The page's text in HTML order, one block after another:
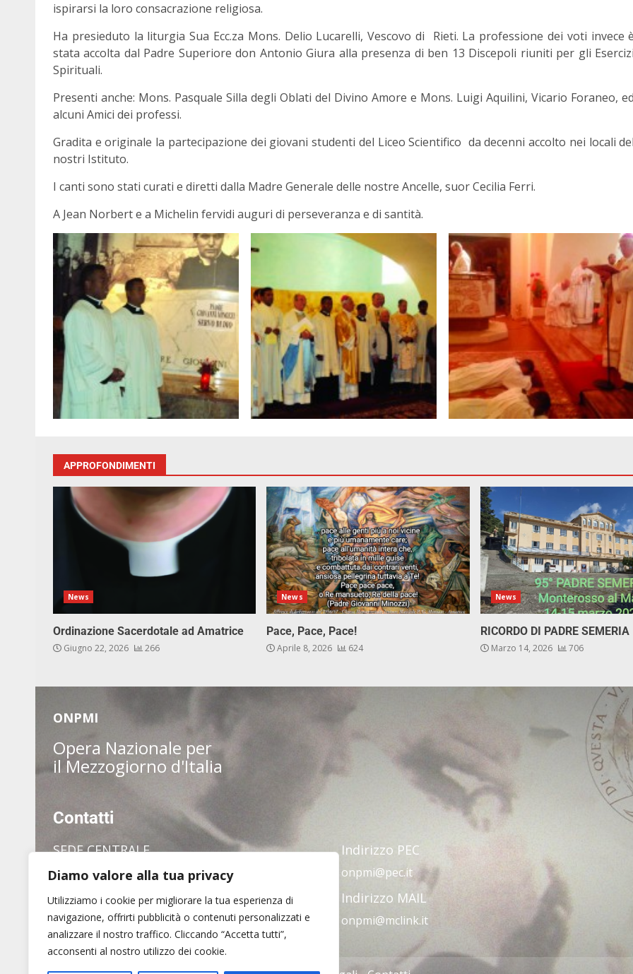
Diamo valore alla tua privacy
Utilizziamo i cookie per migliorare la tua esperienza di
navigazione, offrirti pubblicità o contenuti personalizzati e
analizzare il nostro traffico. Cliccando “Accetta tutti”,
acconsenti al nostro utilizzo dei cookie.
ispirarsi la loro consacrazione religiosa.
Ha presieduto la liturgia Sua Ecc.za Mons. Delio Lucarelli, Vescovo di Rieti. La professione dei voti invece è
stata accolta dal Padre Superiore don Antonio Giura alla presenza di ben 13 Discepoli riuniti per gli Esercizi
Spirituali.
Presenti anche: Mons. Pasquale Silla degli Oblati del Divino Amore e Mons. Luigi Aquilini, Vicario Foraneo, ed
alcuni Amici dei professi.
Gradita e originale la partecipazione dei giovani studenti del Liceo Scientifico da decenni accolto nei locali del
nostri Istituto.
I canti sono stati curati e diretti dalla Madre Generale delle nostre Ancelle, suor Cecilia Ferri.
A Jean Norbert e a Michelin fervidi auguri di perseveranza e di santità.
APPROFONDIMENTI
News
Ordinazione Sacerdotale ad Amatrice
Giugno 22, 2026 266
News
Pace, Pace, Pace!
Aprile 8, 2026 624
News
RICORDO DI PADRE SEMERIA
Marzo 14, 2026 706
ONPMI
Opera Nazionale per
il Mezzogiorno d'Italia
Contatti
SEDE CENTRALE
via dei Pianellari, 7
00186 Roma
Tel. (+39) 06 6880 1409
Indirizzo PEC
onpmi@pec.it
Indirizzo MAIL
onpmi@mclink.it